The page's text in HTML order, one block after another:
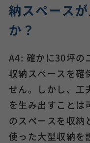
納スペース
か？
A4: 確かに30坪の
収納スペースを確
せん。しかし、工
を生み出すことは
のスペースを収納
使った大型収納を